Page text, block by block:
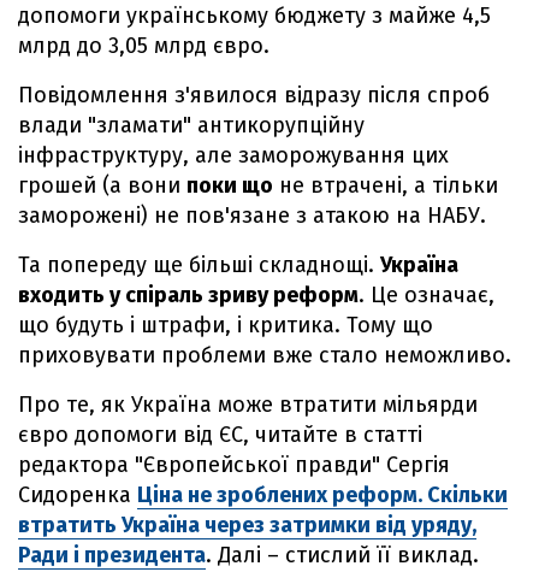
допомоги українському бюджету з майже 4,5
млрд до 3,05 млрд євро.
Повідомлення з'явилося відразу після спроб
влади "зламати" антикорупційну
інфраструктуру, але заморожування цих
грошей (а вони поки що не втрачені, а тільки
заморожені) не пов'язане з атакою на НАБУ.
Та попереду ще більші складнощі. Україна
входить у спіраль зриву реформ. Це означає,
що будуть і штрафи, і критика. Тому що
приховувати проблеми вже стало неможливо.
Про те, як Україна може втратити мільярди
євро допомоги від ЄС, читайте в статті
редактора "Європейської правди" Сергія
Сидоренка Ціна не зроблених реформ. Скільки
втратить Україна через затримки від уряду,
Ради і президента. Далі – стислий її виклад.